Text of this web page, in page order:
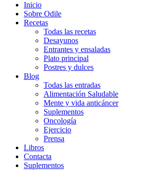
Inicio
Sobre Odile
Recetas
Todas las recetas
Desayunos
Entrantes y ensaladas
Plato principal
Postres y dulces
Blog
Todas las entradas
Alimentación Saludable
Mente y vida anticáncer
Suplementos
Oncología
Ejercicio
Prensa
Libros
Contacta
Suplementos